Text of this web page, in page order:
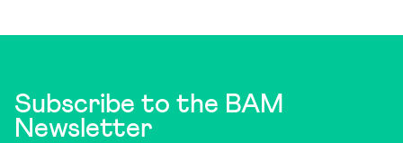
Subscribe to the BAM
Newsletter